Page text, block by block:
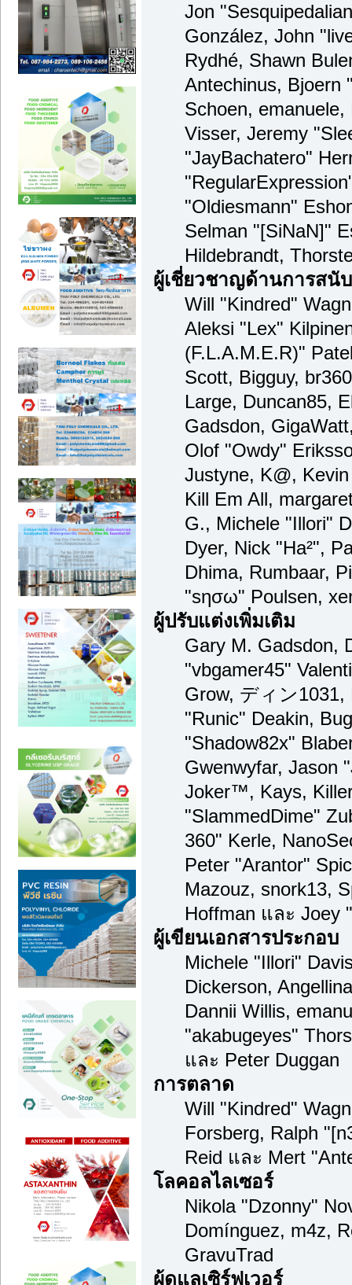
Jon
González, John
Rydhé, Shawn
Antechinus, Bjoern
Schoen,
Visser, Jeremy
"JayBachatero"
"Oldiesmann"
Selman "[SiNaN]"
Hildebrandt,
ผู้เชี่ยวชาญด้านการสนั
Will "Kindred"
Aleksi "Lex"
(F.L.A.M.E.R)"
Scott, Bigguy,
Large, Duncan85,
Gadsdon,
Olof "Owdy"
Justyne, K@,
Kill Em All,
G., Michele "Illori"
Dyer, Nick "Ha²",
Dhima, Rumbaar,
"sησω" Poulsen,
ผู้ปรับแต่งเพิ่มเติม
Gary M. Gadsdon,
"vbgamer45"
Grow, ディン1031,
"Runic" Deakin,
"Shadow82x"
Gwenwyfar, Jason
Joker™, Kays,
"SlammedDime"
360" Kerle,
Peter "Arantor"
Mazouz, snork13,
Hoffman และ Joey
ผู้เขียนเอกสารประกอบ
Michele "Illori"
Dickerson,
Dannii Willis,
"akabugeyes"
และ Peter Duggan
การตลาด
Will "Kindred"
Forsberg, Ralph
Reid และ Mert
โลคอลไลเซอร์
Nikola "Dzonny"
Domínguez, m4z,
GravuTrad
ผู้ดูแลเซิร์ฟเวอร์